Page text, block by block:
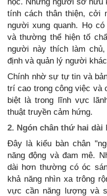
tính cách thân thiện, cởi
người xung quanh. Họ
và thường thể hiện tố
người này thích làm
định và quản lý người
Chính nhờ sự tự tin và
trí cao trong công việc và
biệt là trong lĩnh vực
thuật truyền cảm hứng.
2. Ngón chân thứ hai dài
Đây là kiểu bàn chân
năng động và đam mê.
dài hơn thường có óc
khả năng nhìn xa trông
vực cần năng lượng và